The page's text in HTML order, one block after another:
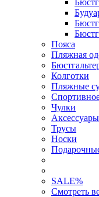
Пояса
Пляжная
Колготки
Пляжные
Чулки
Аксессуары
Трусы
Носки
SALE%
Смотреть